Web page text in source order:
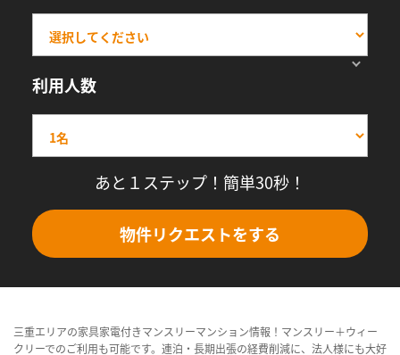
利用人数
あと１ステップ！簡単30秒！
物件リクエストをする
三重エリアの家具家電付きマンスリーマンション情報！マンスリー＋ウィー
クリーでのご利用も可能です。連泊・長期出張の経費削減に、法人様にも大好